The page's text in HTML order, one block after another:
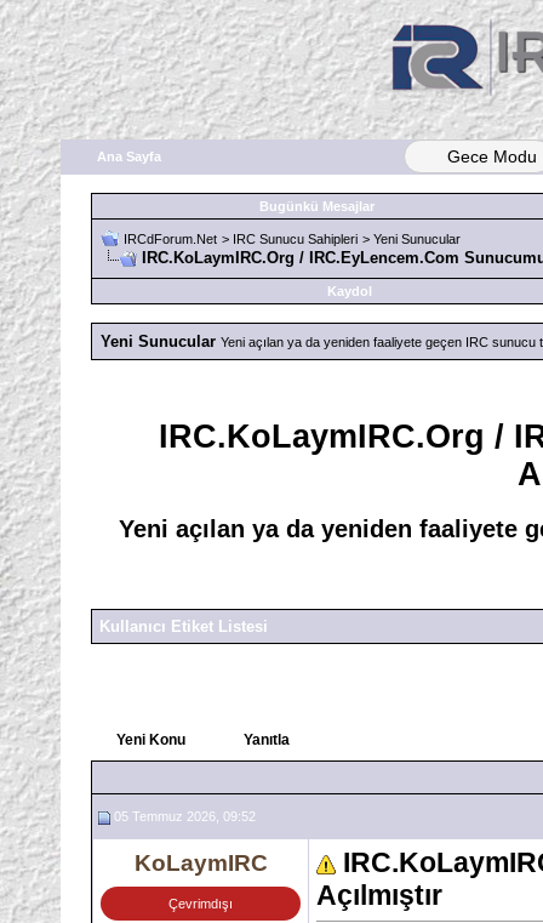
Ana Sayfa Gece Modu
Bugünkü Mesajlar
IRCdForum.Net > IRC Sunucu Sahipleri > Yeni Sunucular
IRC.KoLaymIRC.Org / IRC.EyLencem.Com
Kaydol
Yeni Sunucular Yeni açılan ya da yeniden faaliyete geçen IRC sunucu
IRC.KoLaymIRC.Org /
Yeni açılan ya da yeniden faaliyete
Kullanıcı Etiket Listesi
Yeni Konu Yanıtla
05 Temmuz 2026, 09:52
KoLaymIRC
Çevrimdışı
Açılmıştır